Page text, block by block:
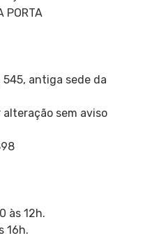
PORTA
antiga sede da
sem aviso
às 12h.
16h.